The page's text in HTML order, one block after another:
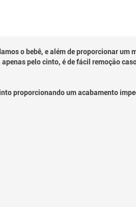
o bebê, e além de proporcionar
pelo cinto, é de fácil remoção
proporcionando um acabamento